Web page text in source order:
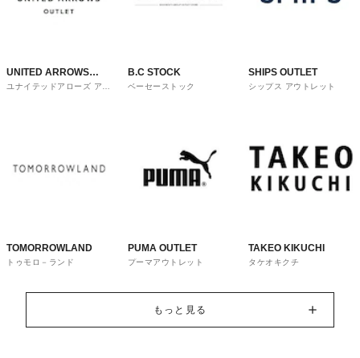
UNITED ARROWS
OUTLET
ユナイテッドアローズ アウ
B.C STOCK
ベーセーストック
SHIPS OUTLET
シップス アウトレット
TOMORROWLAND
トゥモロ－ランド
PUMA OUTLET
プーマアウトレット
TAKEO KIKUCHI
タケオキクチ
もっと見る